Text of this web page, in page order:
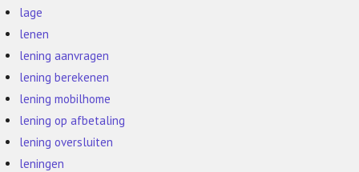
lage
lenen
lening aanvragen
lening berekenen
lening mobilhome
lening op afbetaling
lening oversluiten
leningen